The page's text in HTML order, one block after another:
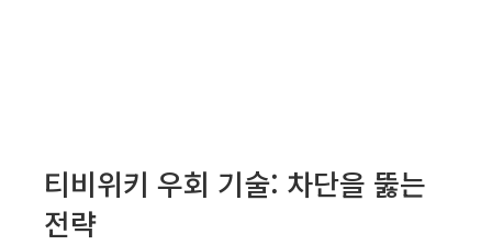
티비위키 우회 기술: 차단을 뚫는
전략